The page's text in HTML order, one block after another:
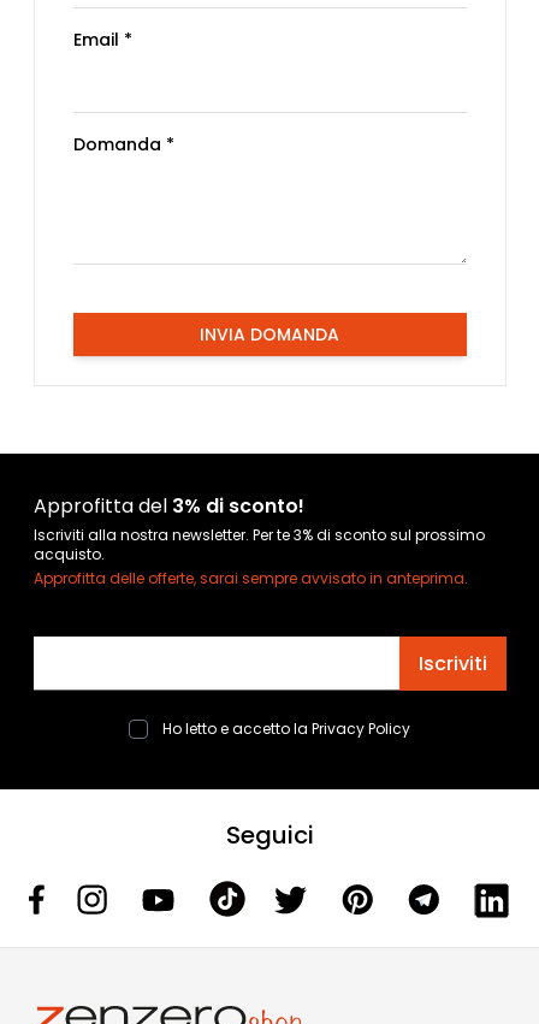
Email *
Domanda *
INVIA DOMANDA
Approfitta del 3% di sconto!
Iscriviti alla nostra newsletter. Per te 3% di sconto sul prossimo
acquisto.
Approfitta delle offerte, sarai sempre avvisato in anteprima.
Iscriviti
Ho letto e accetto la Privacy Policy
Seguici